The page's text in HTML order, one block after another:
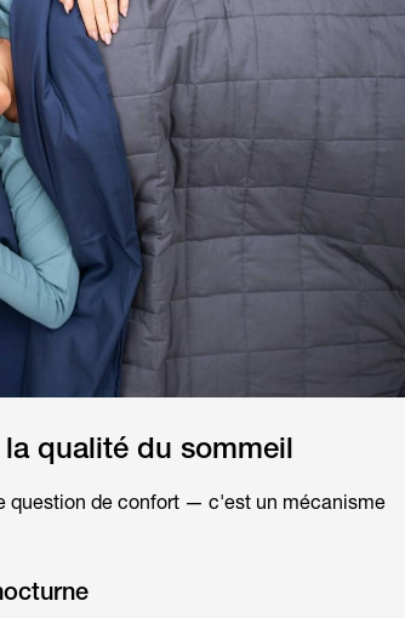
qualité du sommeil
question de confort — c'est un mécanisme